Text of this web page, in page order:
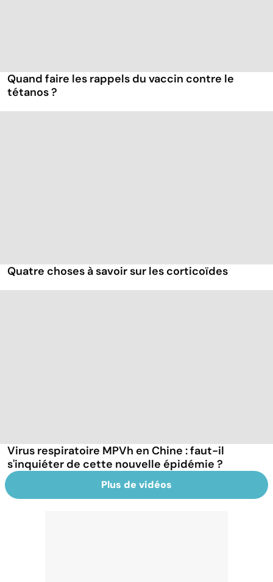
Quand faire les rappels du vaccin contre le
tétanos ?
Quatre choses à savoir sur les corticoïdes
Virus respiratoire MPVh en Chine : faut-il
s'inquiéter de cette nouvelle épidémie ?
Plus de vidéos